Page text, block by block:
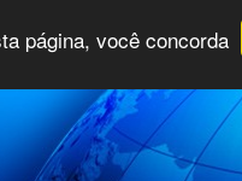
página, você concorda